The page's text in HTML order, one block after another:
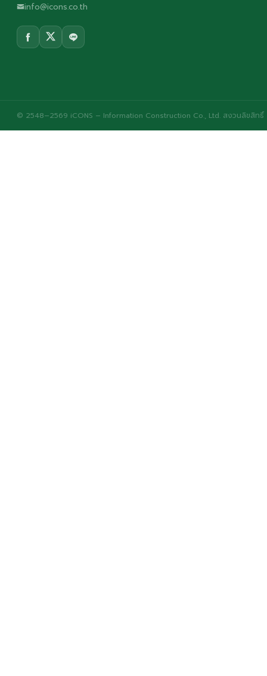
info@icons.co.th
© 2548–2569 iCONS – Information Construction Co., Ltd. สงวนลิขสิทธิ์